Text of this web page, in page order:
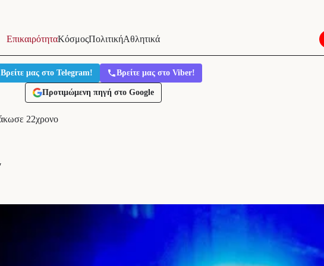
ΕπικαιρότηταΚόσμοςΠολιτικήΑθλητικά
Βρείτε μας στο Telegram! Βρείτε μας στο Viber!
Προτιμώμενη πηγή στο Google
22χρονο